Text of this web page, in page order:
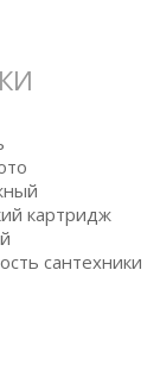
картридж
сантехники